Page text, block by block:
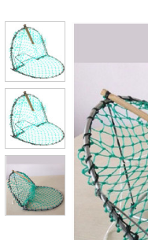
ГЛАВНАЯ
О МАГАЗИНЕ
ОПЛАТА И ДОСТАВКА
КОНТАКТЫ
КАТАЛОГ
СУВЕНИРЫ С ГОЛУБЯМИ